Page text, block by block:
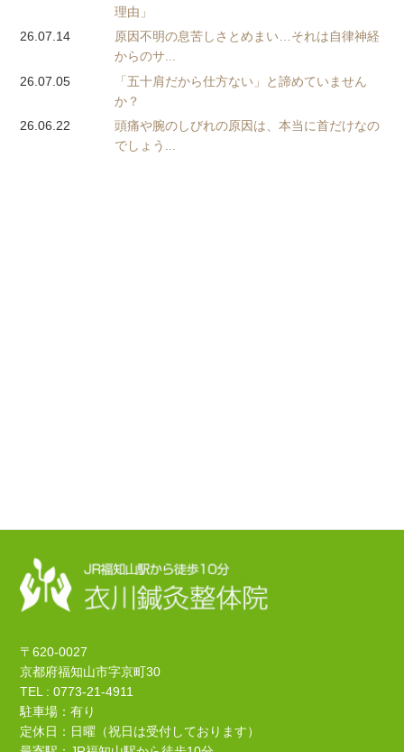
理由」
26.07.14
原因不明の息苦しさとめまい…それは自律神経
からのサ...
26.07.05
「五十肩だから仕方ない」と諦めていません
か？
26.06.22
頭痛や腕のしびれの原因は、本当に首だけなの
でしょう...
〒620-0027
京都府福知山市字京町30
TEL : 0773-21-4911
駐車場：有り
定休日：日曜（祝日は受付しております）